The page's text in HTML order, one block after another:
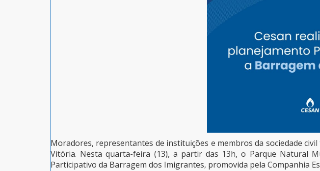
Moradores, representantes de instituições e membros da sociedade
Vitória. Nesta quarta-feira (13), a partir das 13h, o Parque Natural
Participativo da Barragem dos Imigrantes, promovida pela Companhia